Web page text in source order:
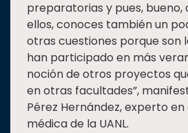
preparatorias y pues, bueno,
ellos, conoces también un
otras cuestiones porque son
han participado en más
noción de otros proyectos
en otras facultades”,
Pérez Hernández, experto
médica de la UANL.